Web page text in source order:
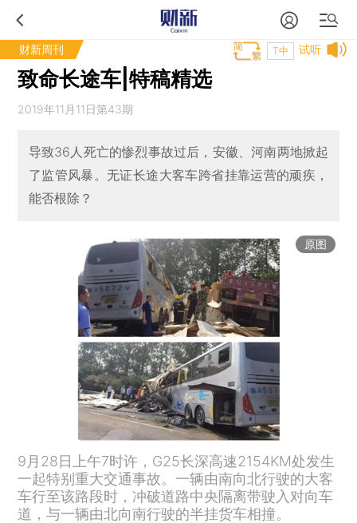
财新周刊 试听
T中
致命长途车|特稿精选
2019年11月11日第43期
导致36人死亡的惨烈事故过后，安徽、河南两地掀起
了监管风暴。无证长途大客车跨省挂靠运营的顽疾，
能否根除？
原图
9月28日上午7时许，G25长深高速2154KM处发生
一起特别重大交通事故。一辆由南向北行驶的大客
车行至该路段时，冲破道路中央隔离带驶入对向车
道，与一辆由北向南行驶的半挂货车相撞。